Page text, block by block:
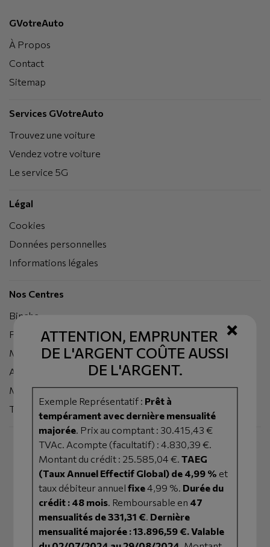
×
ATTENTION, EMPRUNTER
DE L'ARGENT COÛTE AUSSI
DE L'ARGENT.
Exemple Représentatif : Prêt à
tempérament avec dernière mensualité
majorée. Prix au comptant : 30.415,43 €
TVAc. Acompte (facultatif) : 4.830,39 €.
Montant du crédit : 25.585,04 €.TAEG
(Taux Annuel Effectif Global) de 4,99 % et
taux débiteur annuelfixe4,99 %. Durée du
crédit : 48 mois. Remboursable en 47
mensualités de 331,31 €. Dernière
mensualité majorée : 13.896,59 €. Valable
GVotreAuto
À Propos
Contact
Sitemap
Services GVotreAuto
Trouvez une voiture
Vendez votre voiture
Le service 5G
Légal
Cookies
Données personnelles
Informations légales
Nos Centres
Binche
Peruwelz
Mons
Ath
Mouscron
Tournai
Appelez-nous